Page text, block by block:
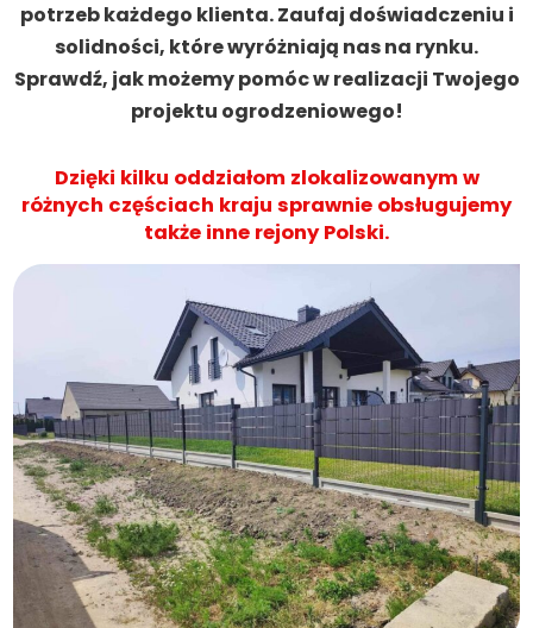
potrzeb każdego klienta. Zaufaj doświadczeniu i
solidności, które wyróżniają nas na rynku.
Sprawdź, jak możemy pomóc w realizacji Twojego
projektu ogrodzeniowego!
Dzięki kilku oddziałom zlokalizowanym w
różnych częściach kraju sprawnie obsługujemy
także inne rejony Polski.